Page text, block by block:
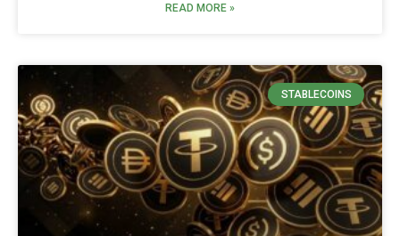
READ MORE »
STABLECOINS